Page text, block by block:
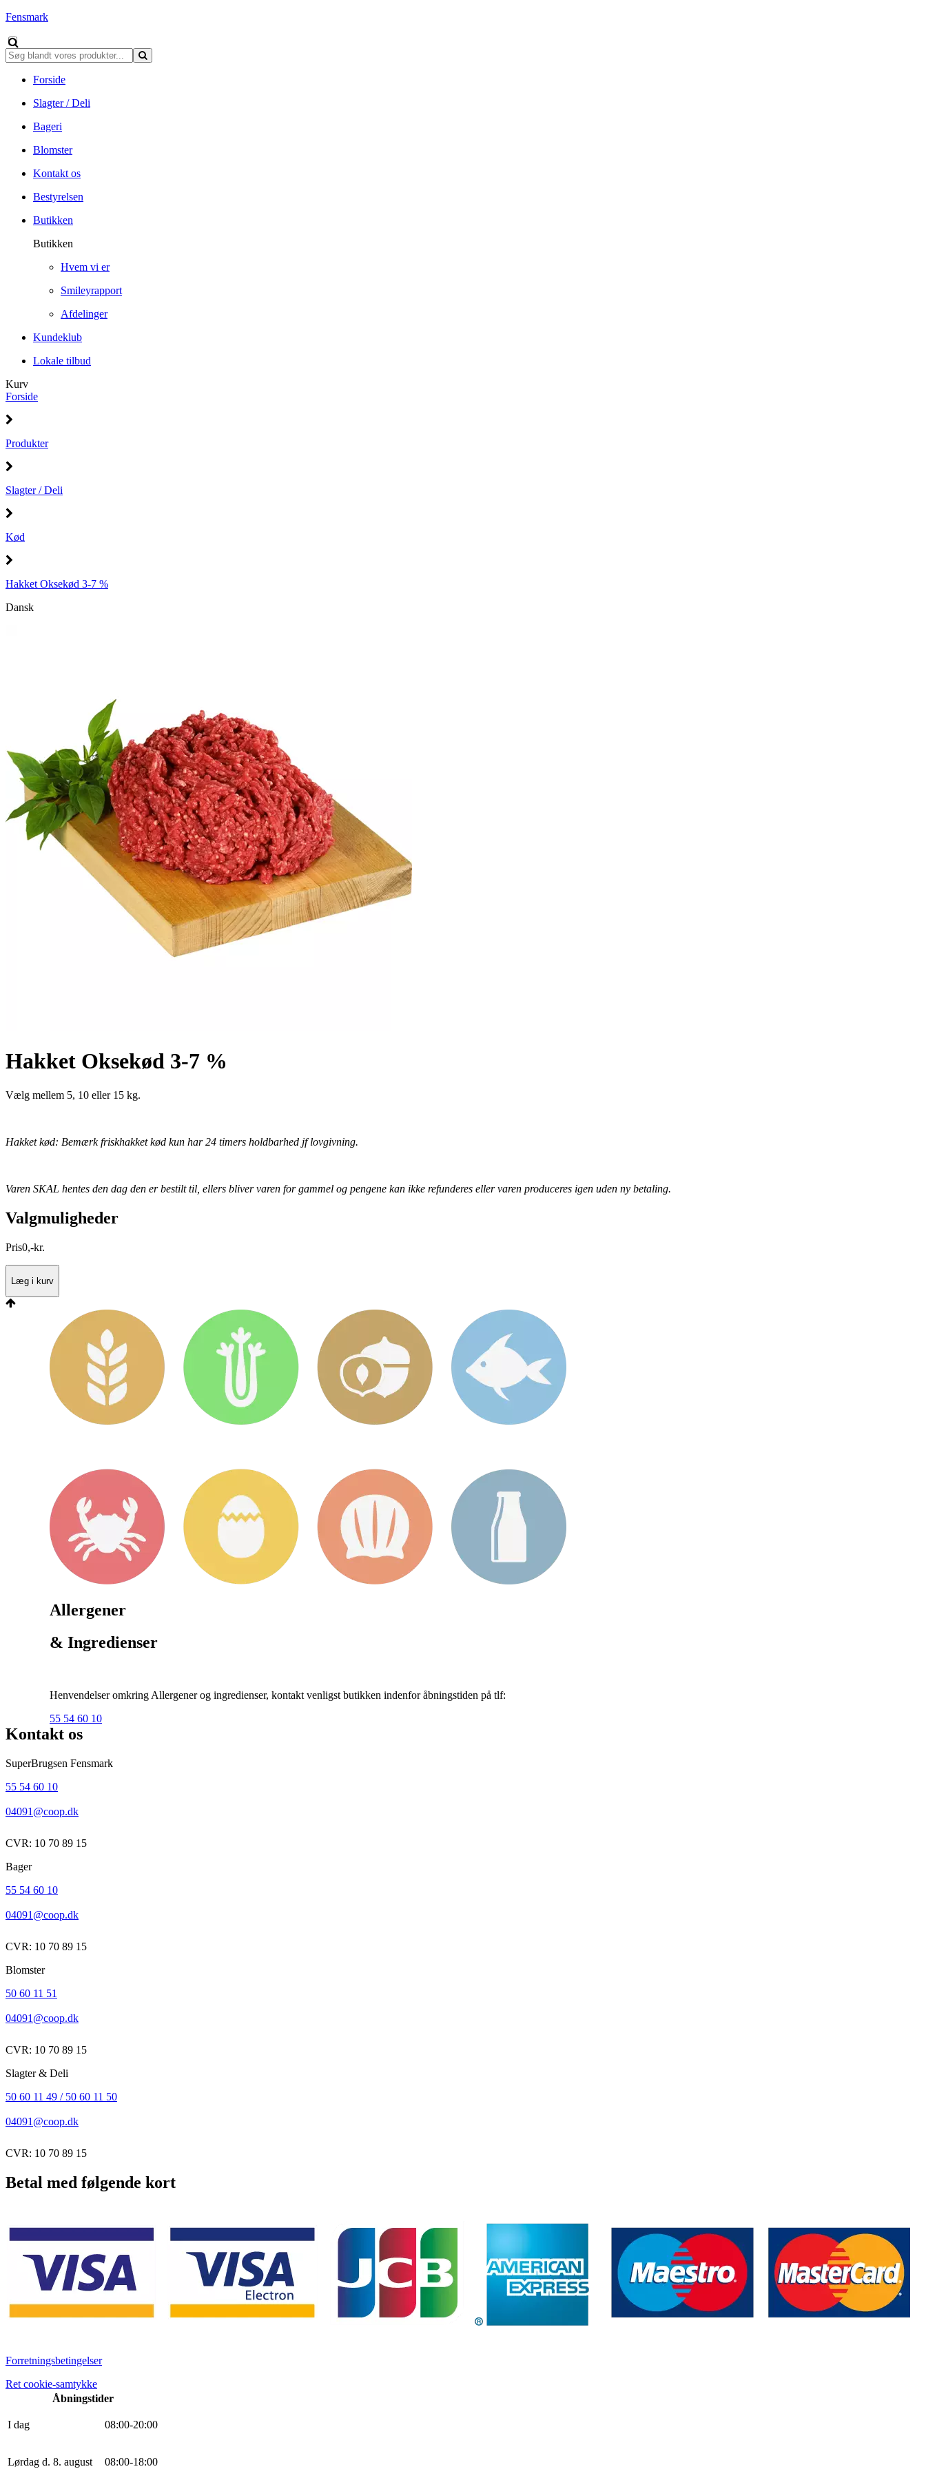
Fensmark
Forside
Slagter / Deli
Bageri
Blomster
Kontakt os
Bestyrelsen
Butikken
Butikken
Hvem vi er
Smileyrapport
Afdelinger
Kundeklub
Lokale tilbud
Kurv
Forside
Produkter
Slagter / Deli
Kød
Hakket Oksekød 3-7 %
Dansk
Hakket Oksekød 3-7 %
Vælg mellem 5, 10 eller 15 kg.
Hakket kød: Bemærk friskhakket kød kun har 24 timers holdbarhed jf lovgivning.
Varen SKAL hentes den dag den er bestilt til, ellers bliver varen for gammel og pengene kan ikke refunderes eller varen produceres igen uden ny betaling.
Valgmuligheder
Pris0,-kr.
Læg i kurv
Allergener
& Ingredienser
Henvendelser omkring Allergener og ingredienser, kontakt venligst butikken indenfor åbningstiden på tlf:
55 54 60 10
Kontakt os
SuperBrugsen Fensmark
55 54 60 10
04091@coop.dk
CVR: 10 70 89 15
Bager
55 54 60 10
04091@coop.dk
CVR: 10 70 89 15
Blomster
50 60 11 51
04091@coop.dk
CVR: 10 70 89 15
Slagter & Deli
50 60 11 49 / 50 60 11 50
04091@coop.dk
CVR: 10 70 89 15
Betal med følgende kort
Forretningsbetingelser
Ret cookie-samtykke
Åbningstider
I dag 08:00-20:00
Lørdag d. 8. august 08:00-18:00